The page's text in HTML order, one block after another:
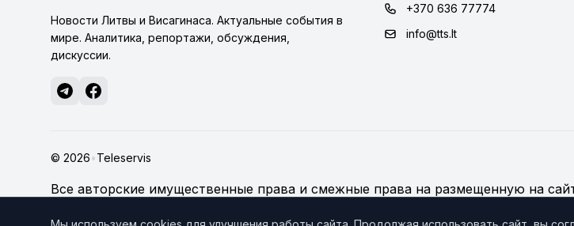
Новости Литвы и Висагинаса. Актуальные события в
мире. Аналитика, репортажи, обсуждения,
дискуссии.
+370 636 77774
info@tts.lt
© 2026•Teleservis
Все авторские имущественные права и смежные права на размещенную на